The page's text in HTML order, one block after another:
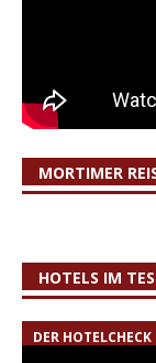
MORTIMER
HOTELS IM
DER HOTELCHECK